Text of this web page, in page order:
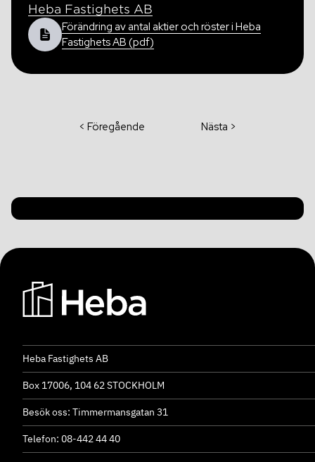
Heba Fastighets AB
Förändring av antal aktier och röster i Heba
Fastighets AB (pdf)
< Föregående Nästa >
Heba Fastighets AB
Box 17006, 104 62 STOCKHOLM
Besök oss: Timmermansgatan 31
Telefon: 08-442 44 40